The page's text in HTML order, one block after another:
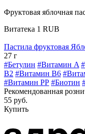
Фруктовая яблочная
Витатека 1 RUB
Пастила фруктовая
27 г
#Бетулин #Витамин A
B2 #Витамин B6
#Витамин РР #Биотин
Рекомендованная
55 руб.
Купить